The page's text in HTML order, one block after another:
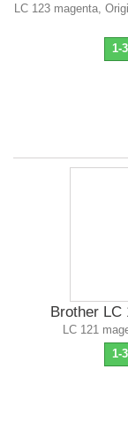
LC 123 magenta,
1-
Brother LC
LC 121
1-